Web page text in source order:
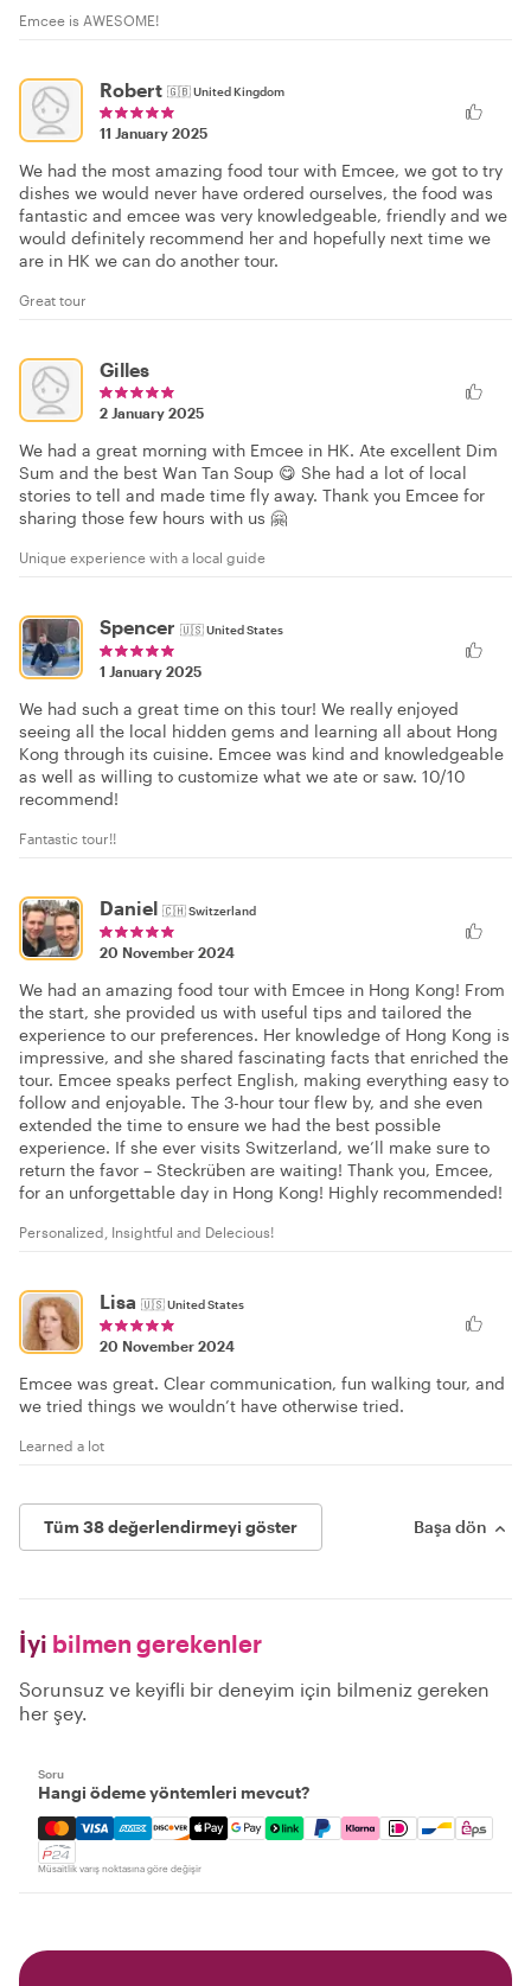
Emcee is AWESOME!
Robert 🇬🇧United Kingdom
11 January 2025
We had the most amazing food tour with Emcee, we got to try
dishes we would never have ordered ourselves, the food was
fantastic and emcee was very knowledgeable, friendly and we
would definitely recommend her and hopefully next time we
are in HK we can do another tour.
Great tour
Gilles
2 January 2025
We had a great morning with Emcee in HK. Ate excellent Dim
Sum and the best Wan Tan Soup 😋 She had a lot of local
stories to tell and made time fly away. Thank you Emcee for
sharing those few hours with us 🤗
Unique experience with a local guide
Spencer 🇺🇸United States
1 January 2025
We had such a great time on this tour! We really enjoyed
seeing all the local hidden gems and learning all about Hong
Kong through its cuisine. Emcee was kind and knowledgeable
as well as willing to customize what we ate or saw. 10/10
recommend!
Fantastic tour!!
Daniel 🇨🇭Switzerland
20 November 2024
We had an amazing food tour with Emcee in Hong Kong! From
the start, she provided us with useful tips and tailored the
experience to our preferences. Her knowledge of Hong Kong is
impressive, and she shared fascinating facts that enriched the
tour. Emcee speaks perfect English, making everything easy to
follow and enjoyable. The 3-hour tour flew by, and she even
extended the time to ensure we had the best possible
experience. If she ever visits Switzerland, we’ll make sure to
return the favor – Steckrüben are waiting! Thank you, Emcee,
for an unforgettable day in Hong Kong! Highly recommended!
Personalized, Insightful and Delecious!
Lisa 🇺🇸United States
20 November 2024
Emcee was great. Clear communication, fun walking tour, and
we tried things we wouldn’t have otherwise tried.
Learned a lot
Tüm 38 değerlendirmeyi göster Başa dön
İyi bilmen gerekenler
Sorunsuz ve keyifli bir deneyim için bilmeniz gereken
her şey.
Soru
Hangi ödeme yöntemleri mevcut?
Mastercard, Visa, Amex, Discover, Apple Pay, Google
Müsaitlik varış noktasına göre değişir